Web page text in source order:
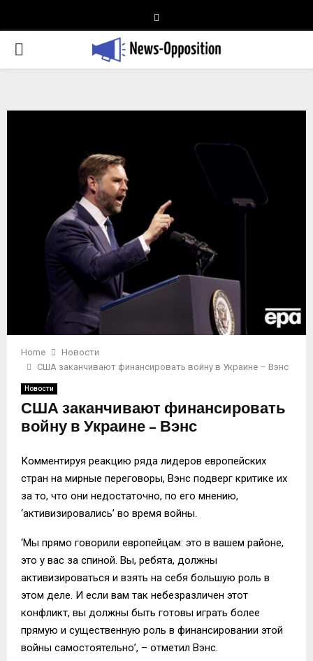
PRIMARY
Home
Новости
США заканчивают финансировать войну в Украине – Вэнс
Новости
США заканчивают финансировать
войну в Украине – Вэнс
Комментируя реакцию ряда лидеров европейских
стран на мирные переговоры, Вэнс подверг критике их
за то, что они недостаточно, по его мнению,
‘активизировались’ во время войны.
‘Мы прямо говорили европейцам: это в вашем районе,
это у вас за спиной. Вы, ребята, должны
активизироваться и взять на себя большую роль в
этом деле. И если вам так небезразличен этот
конфликт, вы должны быть готовы играть более
прямую и существенную роль в финансировании этой
войны самостоятельно’, – отметил Вэнс.